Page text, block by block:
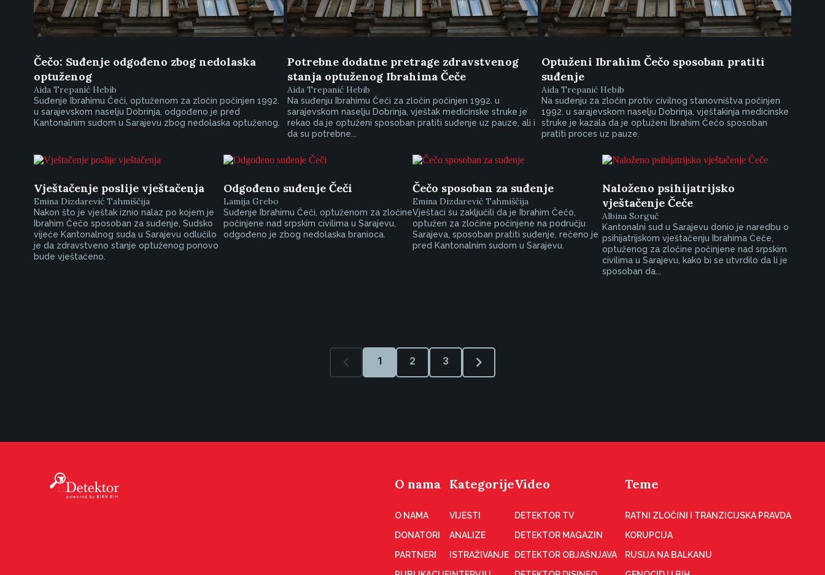
Čečo: Suđenje odgođeno zbog nedolaska
optuženog
Aida Trepanić Hebib
Suđenje Ibrahimu Čeči, optuženom za zločin počinjen 1992.
u sarajevskom naselju Dobrinja, odgođeno je pred
Kantonalnim sudom u Sarajevu zbog nedolaska optuženog.
Potrebne dodatne pretrage zdravstvenog
stanja optuženog Ibrahima Čeče
Aida Trepanić Hebib
Na suđenju Ibrahimu Čeči za zločin počinjen 1992. u
sarajevskom naselju Dobrinja, vještak medicinske struke je
rekao da je optuženi sposoban pratiti suđenje uz pauze, ali i
da su potrebne...
Optuženi Ibrahim Čečo sposoban pratiti
suđenje
Aida Trepanić Hebib
Na suđenju za zločin protiv civilnog stanovništva počinjen
1992. u sarajevskom naselju Dobrinja, vještakinja medicinske
struke je kazala da je optuženi Ibrahim Čečo sposoban
pratiti proces uz pauze.
Vještačenje poslije vještačenja
Emina Dizdarević Tahmiščija
Nakon što je vještak iznio nalaz po kojem je
Ibrahim Čečo sposoban za suđenje, Sudsko
vijeće Kantonalnog suda u Sarajevu odlučilo
je da zdravstveno stanje optuženog ponovo
bude vještačeno.
Odgođeno suđenje Čeči
Lamija Grebo
Suđenje Ibrahimu Čeči, optuženom za zločine
počinjene nad srpskim civilima u Sarajevu,
odgođeno je zbog nedolaska branioca.
Čečo sposoban za suđenje
Emina Dizdarević Tahmiščija
Vještaci su zaključili da je Ibrahim Čečo,
optužen za zločine počinjene na području
Sarajeva, sposoban pratiti suđenje, rečeno je
pred Kantonalnim sudom u Sarajevu.
Naloženo psihijatrijsko
vještačenje Čeče
Albina Sorguč
Kantonalni sud u Sarajevu donio je naredbu o
psihijatrijskom vještačenju Ibrahima Čeče,
optuženog za zločine počinjene nad srpskim
civilima u Sarajevu, kako bi se utvrdilo da li je
sposoban da...
1 2 3
O nama
O NAMA
DONATORI
PARTNERI
Kategorije
VIJESTI
ANALIZE
ISTRAŽIVANJE
Video
DETEKTOR TV
DETEKTOR MAGAZIN
DETEKTOR OBJAŠNJAVA
Teme
RATNI ZLOČINI I TRANZICIJSKA PRAVDA
KORUPCIJA
RUSIJA NA BALKANU